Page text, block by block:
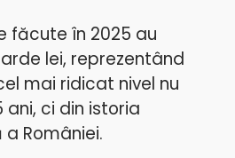
făcute în 2025 au
lei, reprezentând
mai ridicat nivel nu
ani, ci din istoria
României.